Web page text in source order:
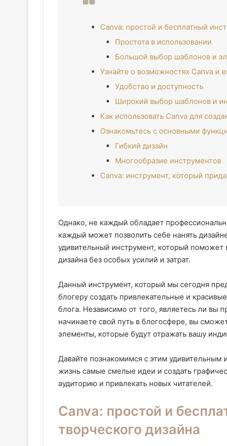
Canva: простой и бесплатный
Простота в использовании
Большой выбор шаблонов и
Узнайте о возможностях Canva и
Удобство и доступность
Широкий выбор шаблонов и
Как использовать Canva для
Ознакомьтесь с основными
Гибкий дизайн
Многообразие инструментов
Canva: инструмент, который
Однако, не каждый обладает
каждый может позволить себе нанять
удивительный инструмент, который поможет
дизайна без особых усилий и затрат.
Данный инструмент, который мы сегодня
блогеру создать привлекательные и
блога. Независимо от того, являетесь ли вы
начинаете свой путь в блогосфере, вы
элементы, которые будут отражать вашу
Давайте познакомимся с этим
жизнь самые смелые идеи и создать
аудиторию и привлекать новых читателей.
Canva: простой и
творческого дизайна